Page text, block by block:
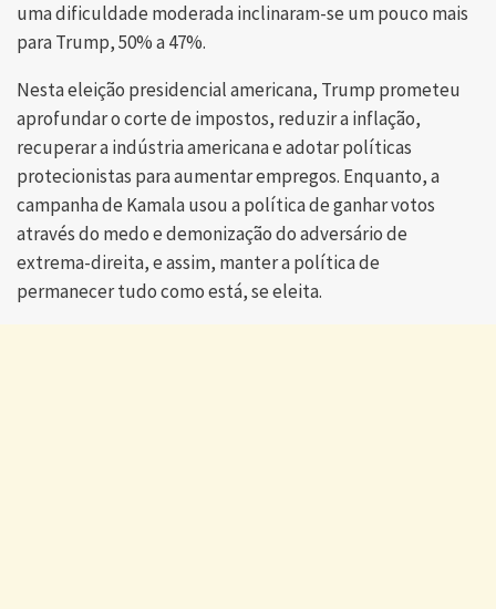
uma dificuldade moderada inclinaram-se um pouco mais
para Trump, 50% a 47%.
Nesta eleição presidencial americana, Trump prometeu
aprofundar o corte de impostos, reduzir a inflação,
recuperar a indústria americana e adotar políticas
protecionistas para aumentar empregos. Enquanto, a
campanha de Kamala usou a política de ganhar votos
através do medo e demonização do adversário de
extrema-direita, e assim, manter a política de
permanecer tudo como está, se eleita.